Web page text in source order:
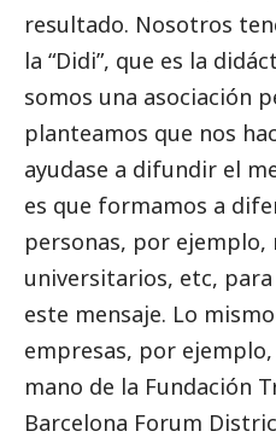
resultado. Nosotros
la “Didi”, que es la
somos una asociación
planteamos que nos
ayudase a difundir el
es que formamos a
personas, por
universitarios, etc,
este mensaje. Lo
empresas, por
mano de la Fundación
Barcelona Forum